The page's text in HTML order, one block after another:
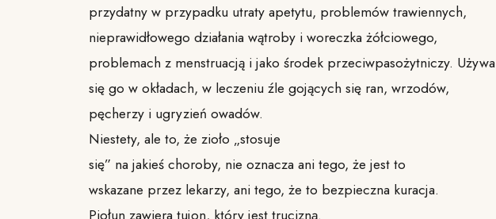
przydatny w przypadku utraty apetytu, problemów trawiennych,
nieprawidłowego działania wątroby i woreczka żółciowego,
problemach z menstruacją i jako środek przeciwpasożytniczy. Używa
się go w okładach, w leczeniu źle gojących się ran, wrzodów,
pęcherzy i ugryzień owadów.
Niestety, ale to, że zioło „stosuje
się” na jakieś choroby, nie oznacza ani tego, że jest to
wskazane przez lekarzy, ani tego, że to bezpieczna kuracja.